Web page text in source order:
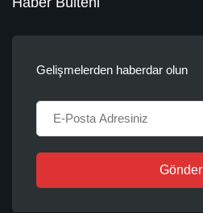
Gelişmelerden haberdar olun
Gönder